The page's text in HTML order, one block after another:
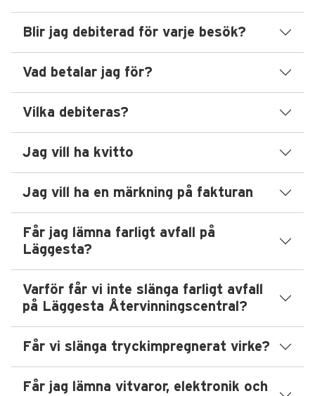
Blir jag debiterad för varje besök?
Vad betalar jag för?
Vilka debiteras?
Jag vill ha kvitto
Jag vill ha en märkning på fakturan
Får jag lämna farligt avfall på
Läggesta?
Varför får vi inte slänga farligt avfall
på Läggesta Återvinningscentral?
Får vi slänga tryckimpregnerat virke?
Får jag lämna vitvaror, elektronik och